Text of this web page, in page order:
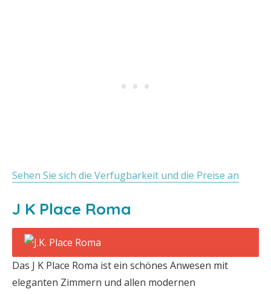
Sehen Sie sich die Verfügbarkeit und die Preise an
J K Place Roma
Das J K Place Roma ist ein schönes Anwesen mit
eleganten Zimmern und allen modernen